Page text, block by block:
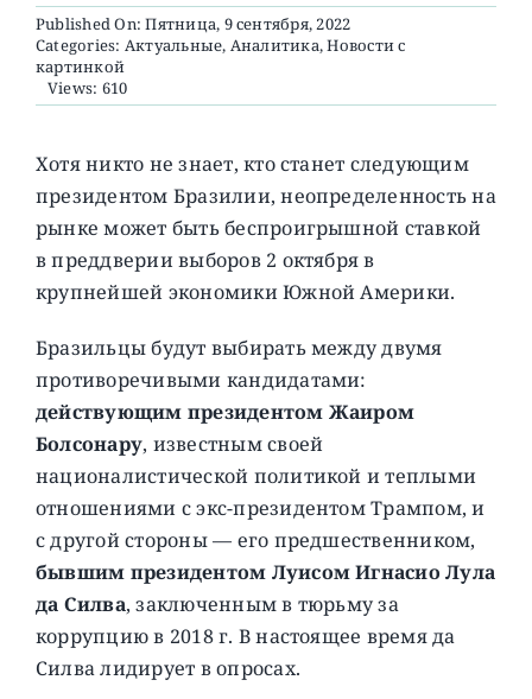
О ПРОЕКТЕ
Published On: Пятница, 9 сентября, 2022
Categories: Актуальные, Аналитика,Новости с
картинкой
Views: 610
Хотя никто не знает, кто станет следующим
президентом Бразилии, неопределенность на
рынке может быть беспроигрышной ставкой
в ​​преддверии выборов 2 октября в
крупнейшей экономики Южной Америки.
Бразильцы будут выбирать между двумя
противоречивыми кандидатами:
действующим президентом Жаиром
Болсонару, известным своей
националистической политикой и теплыми
отношениями с экс-президентом Трампом, и
с другой стороны — его предшественником,
бывшим президентом Луисом Игнасио Лула
да Силва, заключенным в тюрьму за
коррупцию в 2018 г. В настоящее время да
Силва лидирует в опросах.